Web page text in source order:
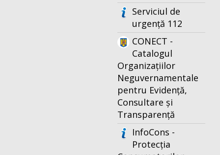
Serviciul de
urgență 112
CONECT -
Catalogul
Organizațiilor
Neguvernamentale
pentru Evidență,
Consultare și
Transparență
InfoCons -
Protecția